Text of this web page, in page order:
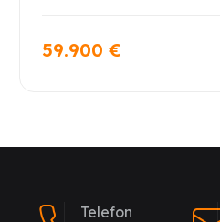
59.900 €
Telefon